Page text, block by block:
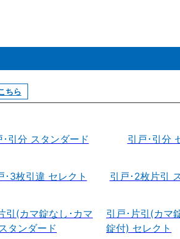
ちら
･引分 スタンダード 引戸･引分
･3枚引違 セレクト 引戸･2枚片引
引(カマ錠なし･カマ
タンダード
引戸･片引(カマ
錠付) セレクト